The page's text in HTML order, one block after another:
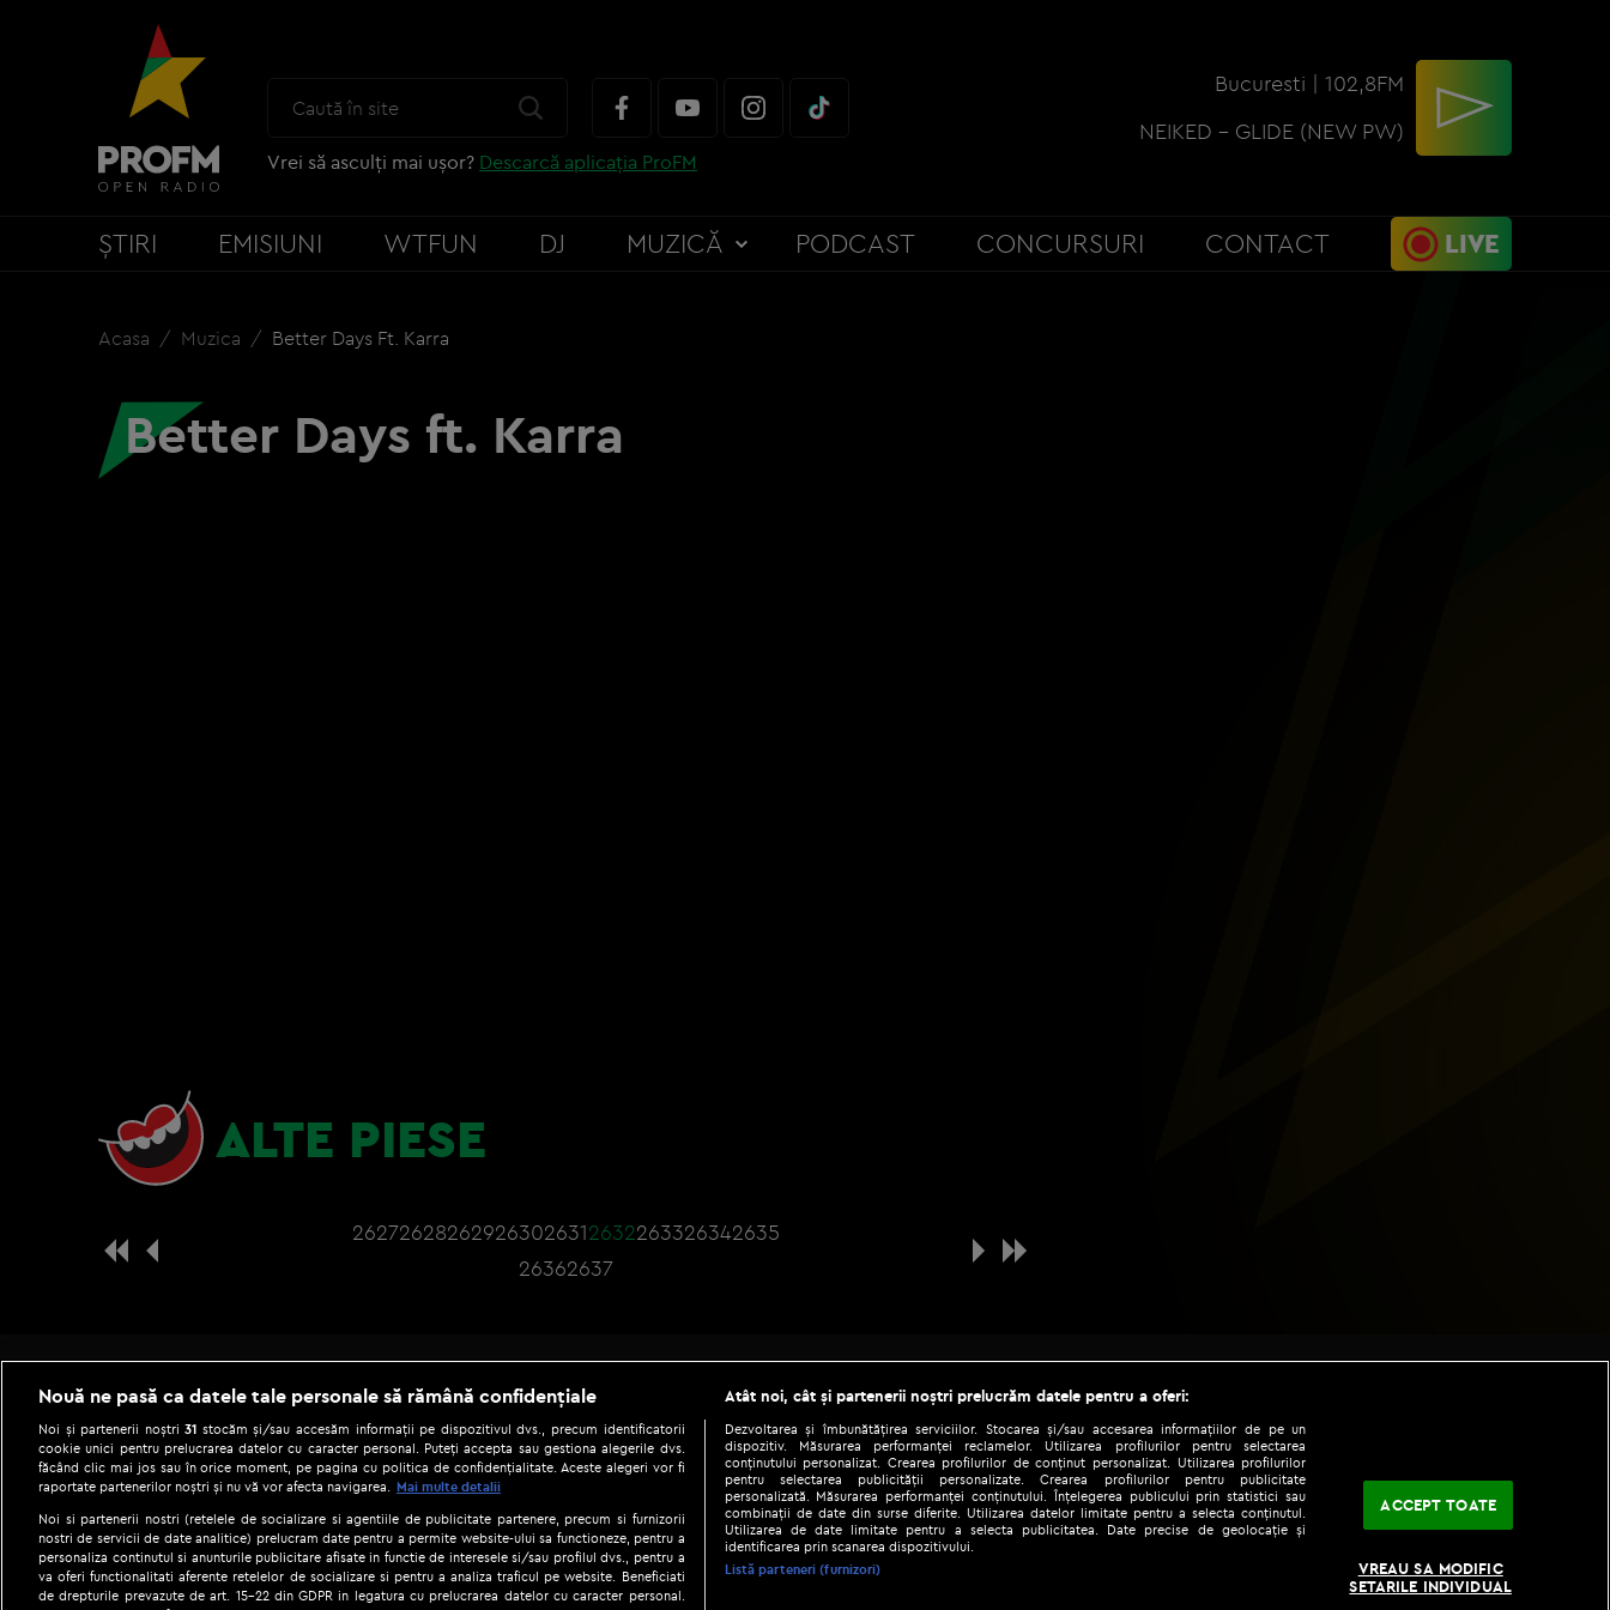
Vrei să asculți mai ușor? Descarcă aplicația ProFM
Bucuresti | 102,8FM
NEIKED - GLIDE (NEW PW)
ȘTIRI EMISIUNI WTFUN DJ MUZICĂ PODCAST CONCURSURI CONTACT LIVE
Acasa Muzica Better Days Ft. Karra
Better Days ft. Karra
ALTE PIESE
262726282629263026312632263326342635
26362637
Be social
Copyright © 2026 / DIGI ROMANIA S.A.
Gestionați preferințele|Termeni și condiții|Politica de confidențialitate|
Nouă ne pasă ca datele tale personale să rămână confidențiale
Noi și partenerii noștri31 stocăm și/sau accesăm informații pe dispozitivul dvs., precum identificatorii
cookie unici pentru prelucrarea datelor cu caracter personal. Puteți accepta sau gestiona alegerile dvs.
făcând clic mai jos sau în orice moment, pe pagina cu politica de confidențialitate. Aceste alegeri vor fi
raportate partenerilor noștri și nu vă vor afecta navigarea.
Mai multe detalii
Noi si partenerii nostri (retelele de socializare si agentiile de publicitate partenere, precum si furnizorii
nostri de servicii de date analitice) prelucram date pentru a permite website-ului sa functioneze, pentru a
personaliza continutul si anunturile publicitare afisate in functie de interesele si/sau profilul dvs., pentru a
va oferi functionalitati aferente retelelor de socializare si pentru a analiza traficul pe website. Beneficiati
de drepturile prevazute de art. 15-22 din GDPR in legatura cu prelucrarea datelor cu caracter personal.
Atât noi, cât și partenerii noștri prelucrăm datele pentru a oferi:
Dezvoltarea și îmbunătățirea serviciilor. Stocarea și/sau accesarea informațiilor de pe un
dispozitiv. Măsurarea performanței reclamelor. Utilizarea profilurilor pentru selectarea
conținutului personalizat. Crearea profilurilor de conținut personalizat. Utilizarea profilurilor
pentru selectarea publicității personalizate. Crearea profilurilor pentru publicitate
personalizată. Măsurarea performanței conținutului. Înțelegerea publicului prin statistici sau
combinații de date din surse diferite. Utilizarea datelor limitate pentru a selecta conținutul.
Utilizarea de date limitate pentru a selecta publicitatea. Date precise de geolocație și
identificarea prin scanarea dispozitivului.
Listă parteneri (furnizori)
ACCEPT TOATE
VREAU SA MODIFIC
SETARILE INDIVIDUAL